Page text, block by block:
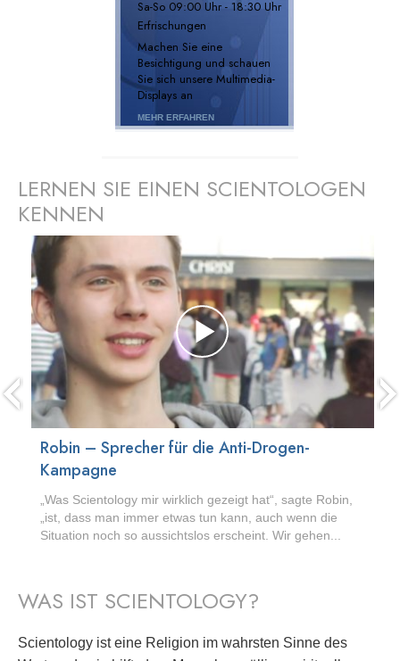
Sa-So 09:00 Uhr - 18:30 Uhr
Erfrischungen
Machen Sie eine
Besichtigung und schauen
Sie sich unsere Multimedia-
Displays an
MEHR ERFAHREN
LERNEN SIE EINEN SCIENTOLOGEN
KENNEN
Robin – Sprecher für die Anti-Drogen-
Kampagne
„Was Scientology mir wirklich gezeigt hat“, sagte Robin,
„ist, dass man immer etwas tun kann, auch wenn die
Situation noch so aussichtslos erscheint. Wir gehen...
prev
WAS IST SCIENTOLOGY?
Scientology ist eine Religion im wahrsten Sinne des